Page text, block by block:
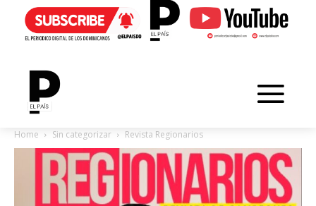
Home Sin categorizar Revista Regionarios